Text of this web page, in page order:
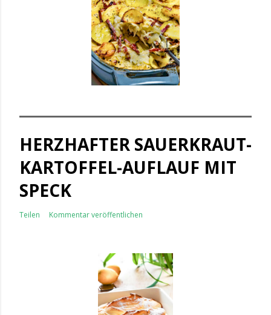
HERZHAFTER SAUERKRAUT-
KARTOFFEL-AUFLAUF MIT
SPECK
Teilen Kommentar veröffentlichen